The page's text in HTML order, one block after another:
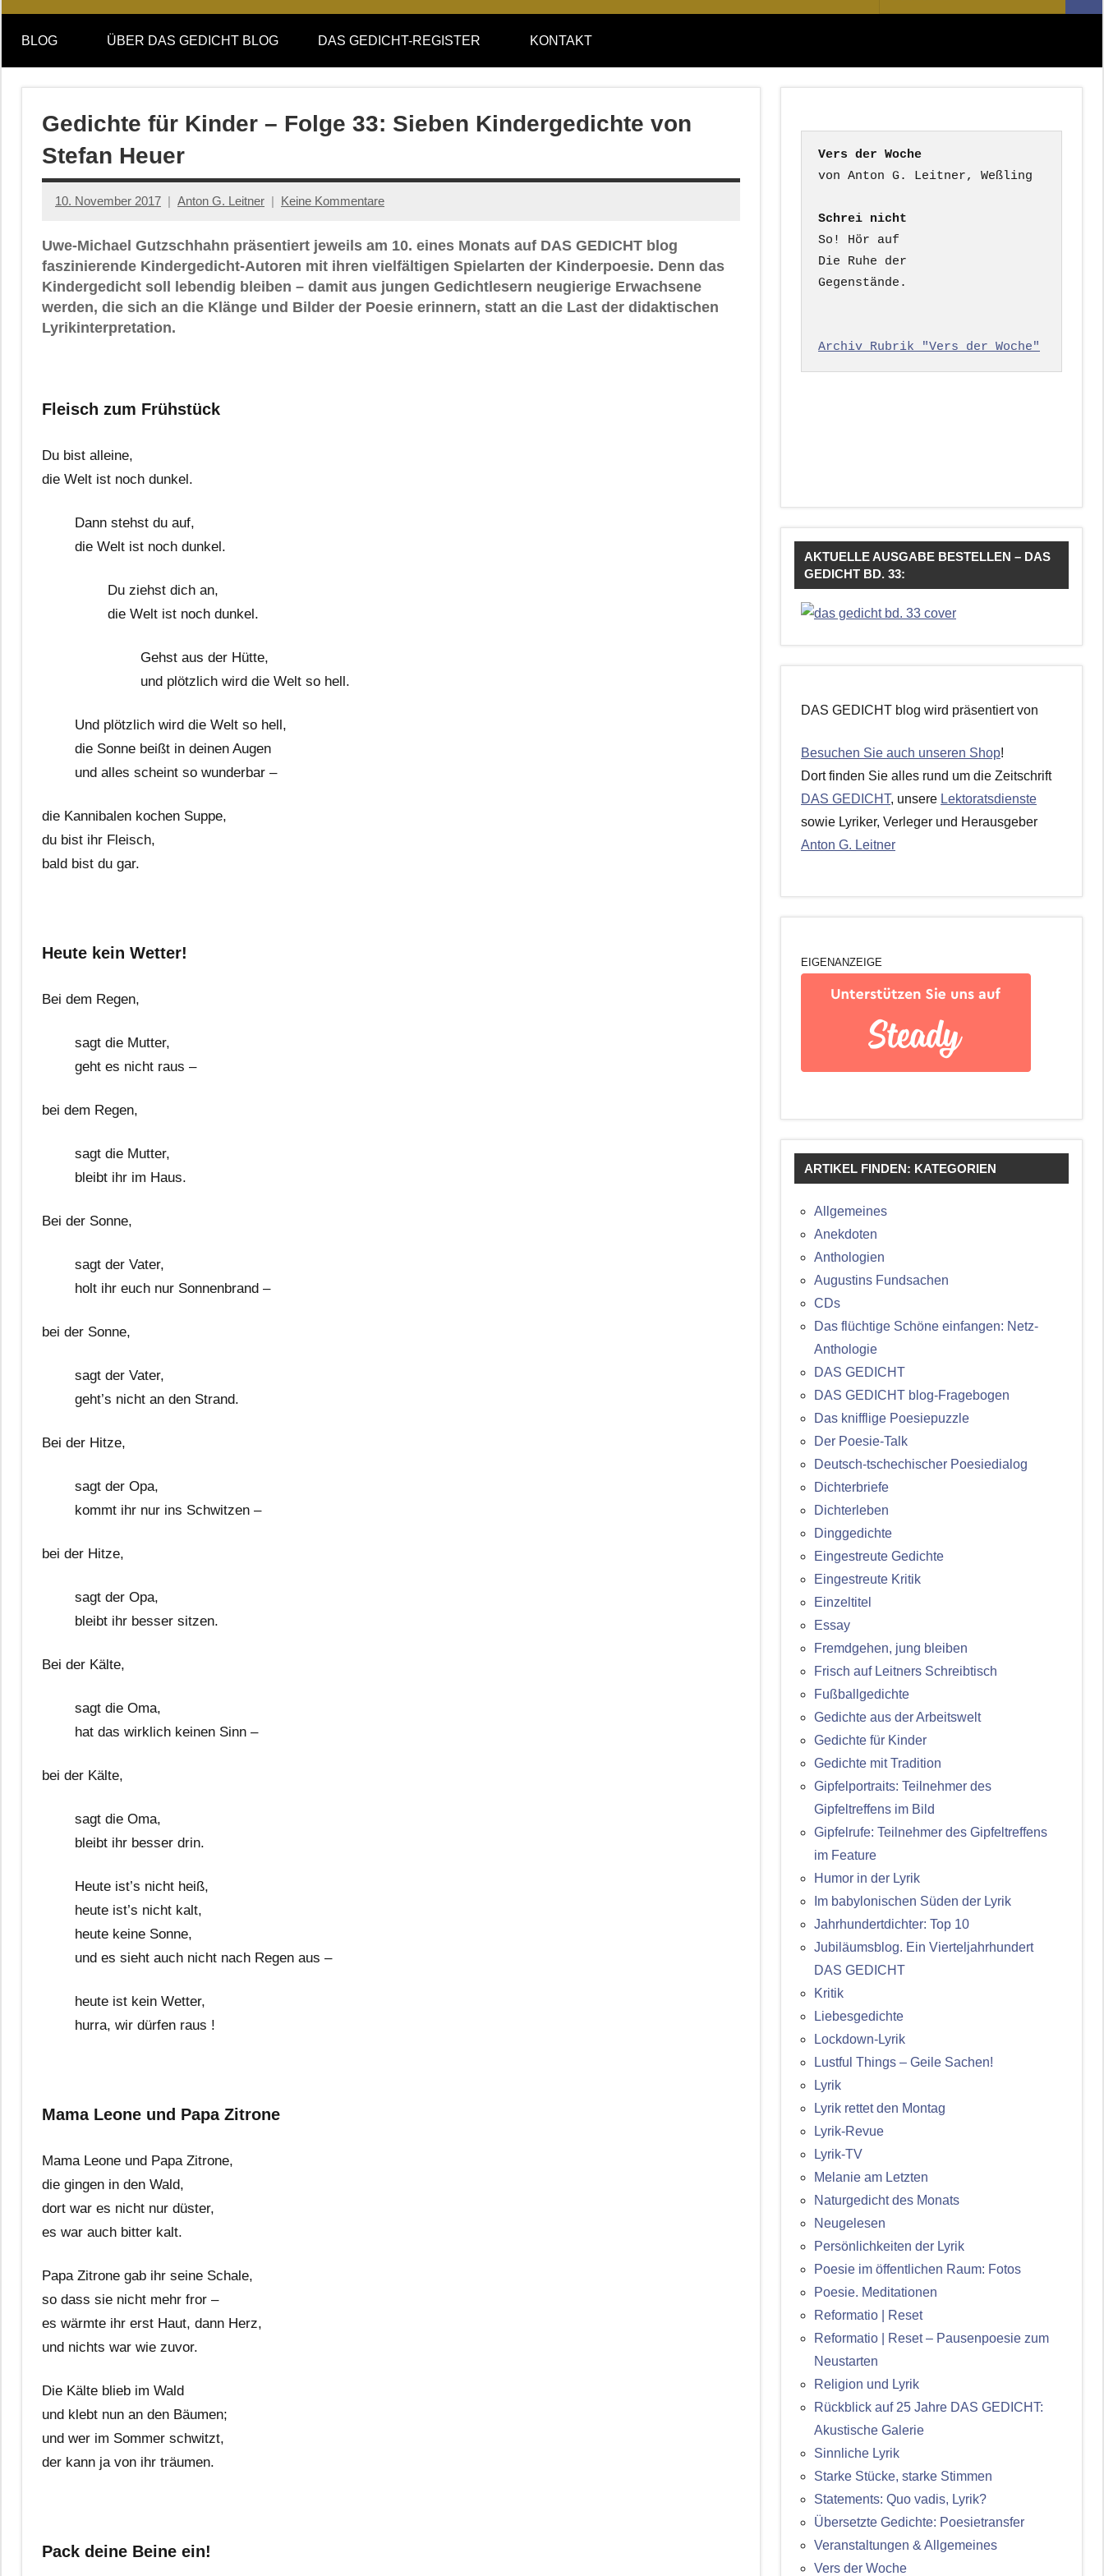
DAS
GEDICHT
blog
DAS
GEDICHT.
Zeitschrift
nach:
BLOG ÜBER DAS GEDICHT BLOG DAS GEDICHT-REGISTER KONTAKT
Gedichte für Kinder – Folge 33: Sieben Kindergedichte von
Stefan Heuer
10. November 2017 Anton G. Leitner Keine Kommentare
Uwe-Michael Gutzschhahn präsentiert jeweils am 10. eines Monats auf DAS GEDICHT blog
faszinierende Kindergedicht-Autoren mit ihren vielfältigen Spielarten der Kinderpoesie. Denn das
Kindergedicht soll lebendig bleiben – damit aus jungen Gedichtlesern neugierige Erwachsene
werden, die sich an die Klänge und Bilder der Poesie erinnern, statt an die Last der didaktischen
Lyrikinterpretation.
Fleisch zum Frühstück
Du bist alleine,
die Welt ist noch dunkel.
Dann stehst du auf,
die Welt ist noch dunkel.
Du ziehst dich an,
die Welt ist noch dunkel.
Gehst aus der Hütte,
und plötzlich wird die Welt so hell.
Und plötzlich wird die Welt so hell,
die Sonne beißt in deinen Augen
und alles scheint so wunderbar –
die Kannibalen kochen Suppe,
du bist ihr Fleisch,
bald bist du gar.
Heute kein Wetter!
Bei dem Regen,
sagt die Mutter,
geht es nicht raus –
bei dem Regen,
sagt die Mutter,
bleibt ihr im Haus.
Bei der Sonne,
sagt der Vater,
holt ihr euch nur Sonnenbrand –
bei der Sonne,
sagt der Vater,
geht’s nicht an den Strand.
Bei der Hitze,
sagt der Opa,
kommt ihr nur ins Schwitzen –
bei der Hitze,
sagt der Opa,
bleibt ihr besser sitzen.
Bei der Kälte,
sagt die Oma,
hat das wirklich keinen Sinn –
bei der Kälte,
sagt die Oma,
bleibt ihr besser drin.
Heute ist’s nicht heiß,
heute ist’s nicht kalt,
heute keine Sonne,
und es sieht auch nicht nach Regen aus –
heute ist kein Wetter,
hurra, wir dürfen raus !
Mama Leone und Papa Zitrone
Mama Leone und Papa Zitrone,
die gingen in den Wald,
dort war es nicht nur düster,
es war auch bitter kalt.
Papa Zitrone gab ihr seine Schale,
so dass sie nicht mehr fror –
es wärmte ihr erst Haut, dann Herz,
und nichts war wie zuvor.
Die Kälte blieb im Wald
und klebt nun an den Bäumen;
und wer im Sommer schwitzt,
der kann ja von ihr träumen.
Pack deine Beine ein!
Vers der Woche
Schrei nicht
So! Hör auf
Die Ruhe der
Gegenstände.
Archiv Rubrik "Vers der Woche"
AKTUELLE AUSGABE BESTELLEN – DAS
GEDICHT BD. 33:
DAS GEDICHT blog wird präsentiert von
Besuchen Sie auch unseren Shop!
Dort finden Sie alles rund um die Zeitschrift
DAS GEDICHT, unsere Lektoratsdienste
sowie Lyriker, Verleger und Herausgeber
Anton G. Leitner
EIGENANZEIGE
ARTIKEL FINDEN: KATEGORIEN
Allgemeines
Anekdoten
Anthologien
Augustins Fundsachen
CDs
Das flüchtige Schöne einfangen: Netz-
Anthologie
DAS GEDICHT
DAS GEDICHT blog-Fragebogen
Das knifflige Poesiepuzzle
Der Poesie-Talk
Deutsch-tschechischer Poesiedialog
Dichterbriefe
Dichterleben
Dinggedichte
Eingestreute Gedichte
Eingestreute Kritik
Einzeltitel
Essay
Fremdgehen, jung bleiben
Frisch auf Leitners Schreibtisch
Fußballgedichte
Gedichte aus der Arbeitswelt
Gedichte für Kinder
Gedichte mit Tradition
Gipfelportraits: Teilnehmer des
Gipfeltreffens im Bild
Gipfelrufe: Teilnehmer des Gipfeltreffens
im Feature
Humor in der Lyrik
Im babylonischen Süden der Lyrik
Jahrhundertdichter: Top 10
Jubiläumsblog. Ein Vierteljahrhundert
DAS GEDICHT
Kritik
Liebesgedichte
Lockdown-Lyrik
Lustful Things – Geile Sachen!
Lyrik
Lyrik rettet den Montag
Lyrik-Revue
Lyrik-TV
Melanie am Letzten
Naturgedicht des Monats
Neugelesen
Persönlichkeiten der Lyrik
Poesie im öffentlichen Raum: Fotos
Poesie. Meditationen
Reformatio | Reset
Reformatio | Reset – Pausenpoesie zum
Neustarten
Religion und Lyrik
Rückblick auf 25 Jahre DAS GEDICHT:
Akustische Galerie
Sinnliche Lyrik
Starke Stücke, starke Stimmen
Statements: Quo vadis, Lyrik?
Übersetzte Gedichte: Poesietransfer
Veranstaltungen & Allgemeines
Vers der Woche